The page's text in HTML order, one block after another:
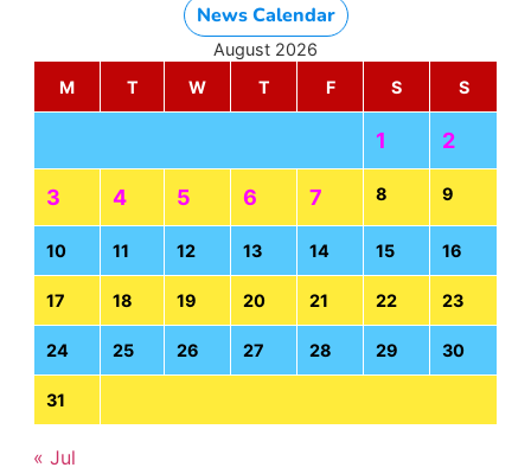
News Calendar
August 2026
M
T W T F S S
1 2
3 4 5 6 7 8 9
10 11 12 13 14 15 16
17 18 19 20 21 22 23
24 25 26 27 28 29 30
31
« Jul